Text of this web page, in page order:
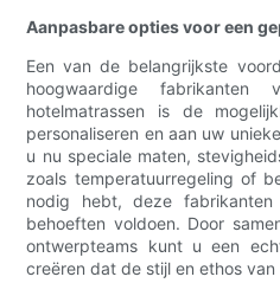
Aanpasbare opties voor een
Een van de belangrijkste
hoogwaardige
hotelmatrassen is de
personaliseren en aan uw
u nu speciale maten,
zoals temperatuurregeling of
nodig hebt, deze
behoeften voldoen. Door
ontwerpteams kunt u een
creëren dat de stijl en ethos